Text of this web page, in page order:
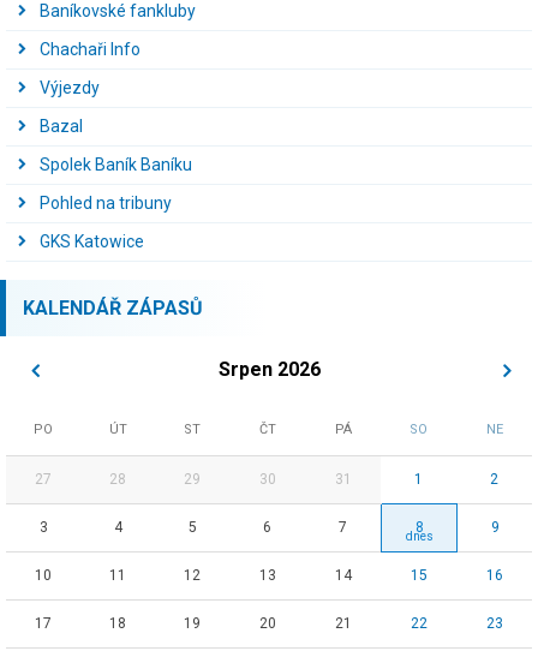
Baníkovské fankluby
Chachaři Info
Výjezdy
Bazal
Spolek Baník Baníku
Pohled na tribuny
GKS Katowice
KALENDÁŘ ZÁPASŮ
Srpen 2026
PO ÚT ST ČT PÁ SO NE
27 28 29 30 31 1 2
3 4 5 6 7 8 9
10 11 12 13 14 15 16
17 18 19 20 21 22 23